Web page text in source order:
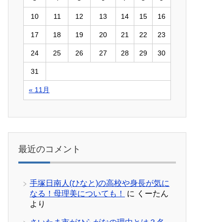
« 11月
10 11 12 13 14 15 16
17 18 19 20 21 22 23
24 25 26 27 28 29 30
31
最近のコメント
手塚日南人(ひなと)の高校や身長が気に
なる！母理美についても！
に くーたん
より